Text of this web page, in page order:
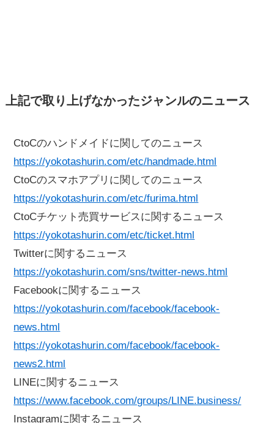
上記で取り上げなかったジャンルのニュース
CtoCのハンドメイドに関してのニュース
https://yokotashurin.com/etc/handmade.html
CtoCのスマホアプリに関してのニュース
https://yokotashurin.com/etc/furima.html
CtoCチケット売買サービスに関するニュース
https://yokotashurin.com/etc/ticket.html
Twitterに関するニュース
https://yokotashurin.com/sns/twitter-news.html
Facebookに関するニュース
https://yokotashurin.com/facebook/facebook-
news.html
https://yokotashurin.com/facebook/facebook-
news2.html
LINEに関するニュース
https://www.facebook.com/groups/LINE.business/
Instagramに関するニュース